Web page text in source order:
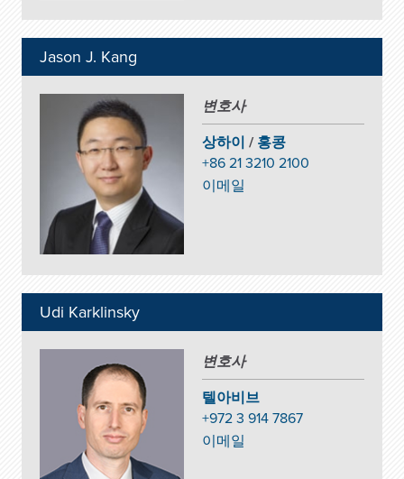
Jason J. Kang
변호사
상하이 / 홍콩
+86 21 3210 2100
이메일
Udi Karklinsky
변호사
텔아비브
+972 3 914 7867
이메일